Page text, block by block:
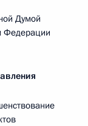
Думой
Федерации